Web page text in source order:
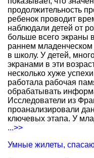
продолжительность
ребенок проводит
наблюдали детей от
больше всего экраны
раннем младенческом
в школу. У детей,
экранами в эти
несколько хуже
работала рабочая
обрабатывать
Исследователи из
проанализировали
ключевых этапа. У
...>>
Умные жилеты,